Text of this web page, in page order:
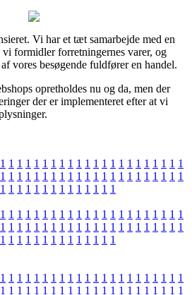
Vi har et tæt samarbejde med en
formidler forretningernes varer, og
vores besøgende fuldfører en handel.
opretholdes nu og da, men der
der er implementeret efter at vi
1 1 1 1 1 1 1 1 1 1 1 1 1 1 1 1 1 1 1 1 1 1
1 1 1 1 1 1 1 1 1 1 1 1 1 1 1 1 1 1 1 1 1 1
1 1 1 1 1 1 1 1 1 1 1 1 1 1
1 1 1 1 1 1 1 1 1 1 1 1 1 1 1 1 1 1 1 1 1 1
1 1 1 1 1 1 1 1 1 1 1 1 1 1 1 1 1 1 1 1 1 1
1 1 1 1 1 1 1 1 1 1 1 1 1 1
1 1 1 1 1 1 1 1 1 1 1 1 1 1 1 1 1 1 1 1 1 1
1 1 1 1 1 1 1 1 1 1 1 1 1 1 1 1 1 1 1 1 1 1